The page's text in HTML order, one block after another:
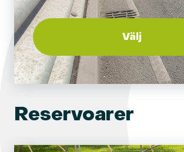
Välj
Reservoarer